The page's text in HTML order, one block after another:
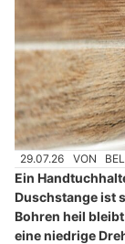
29.07.26 VON
Ein
Duschstange ist
Bohren heil
eine niedrige